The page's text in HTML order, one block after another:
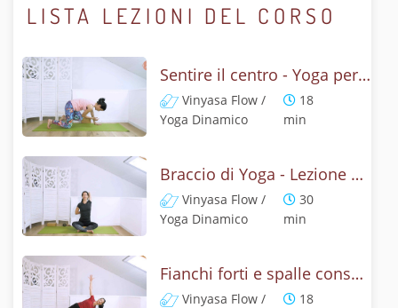
LISTA LEZIONI DEL CORSO
Sentire il centro - Yoga per Addominali e Schiena
Vinyasa Flow /
Yoga Dinamico
18
min
Braccio di Yoga - Lezione Fortificante
Vinyasa Flow /
Yoga Dinamico
30
min
Fianchi forti e spalle consapevoli - Yoga dinamico
Vinyasa Flow /
18